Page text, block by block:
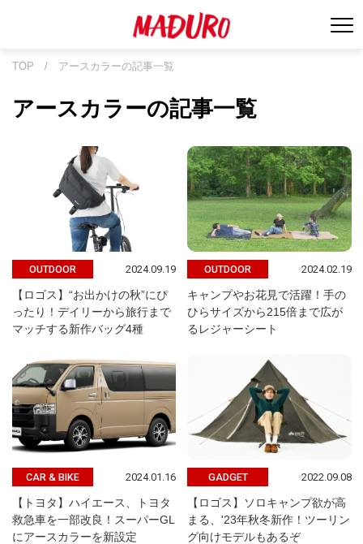
TOP / アースカラーの記事一覧
アースカラーの記事一覧
OUTDOOR 2024.09.19
【ロゴス】“お出かけの秋”にぴ
ったり！デイリーから旅行まで
マッチする新作バッグ4種
OUTDOOR 2024.02.19
キャンプやお花見で活躍！手の
ひらサイズから215倍まで広が
るレジャーシート
CAR & BIKE 2024.01.16
【トヨタ】ハイエース、トヨタ
救急車を一部改良！スーパーGL
にアースカラーを新設定
GADGET 2022.09.08
【ロゴス】ソロキャンプ欲が高
まる、'23年秋冬新作！ツーリン
グ向けモデルもあるぞ